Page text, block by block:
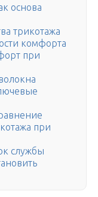
основа
трикотажа
комфорта
при
при
службы